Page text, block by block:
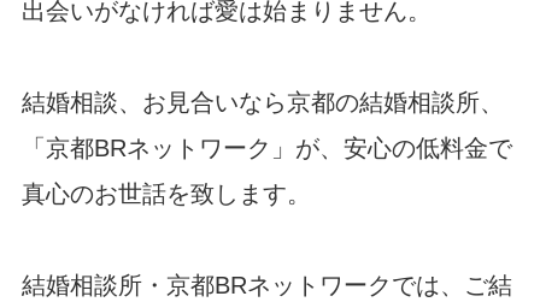
2025/06/20 ・ブログ更新 ＜マッチングアプリは要注意！
ました。
自分磨きを！＞
2025/04/15 ・ブログ更新 ＜積極的にお申込みしましょ
2025/03/13 「春の婚活応援・無料キャンペーン」を掲載し
出会いがなければ愛は始まりません。
結婚相談、お見合いなら京都の結婚相談所、
「京都BRネットワーク」が、安心の低料金で
真心のお世話を致します。
結婚相談所・京都BRネットワークでは、ご結